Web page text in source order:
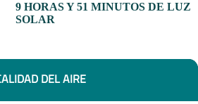
9 HORAS Y 51 MINUTOS DE LUZ
SOLAR
DEL AIRE